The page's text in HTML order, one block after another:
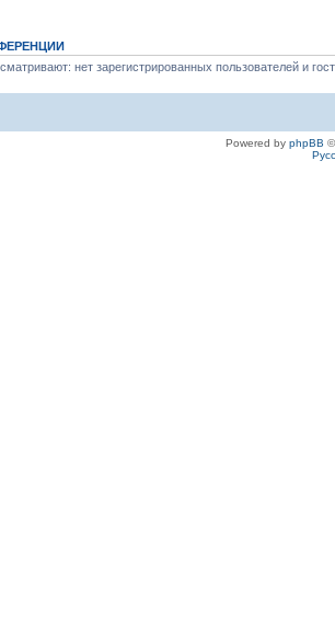
нет зарегистрированных пользователей и
Powered by phpBB